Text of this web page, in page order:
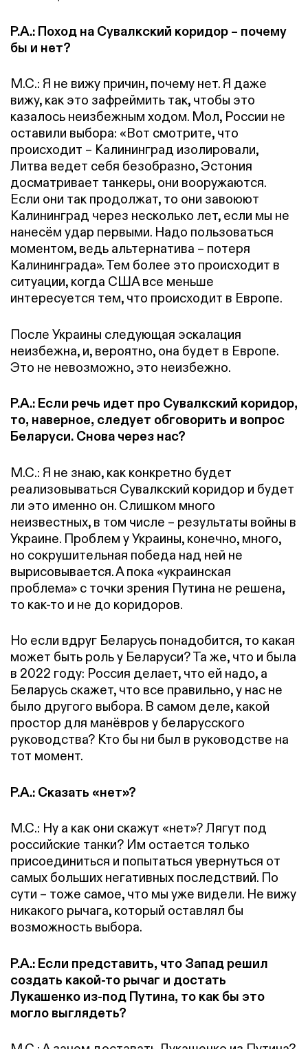
Р.А.: Поход на Сувалкский коридор – почему
бы и нет?
М.С.: Я не вижу причин, почему нет. Я даже
вижу, как это зафреймить так, чтобы это
казалось неизбежным ходом. Мол, России не
оставили выбора: «Вот смотрите, что
происходит – Калининград изолировали,
Литва ведет себя безобразно, Эстония
досматривает танкеры, они вооружаются.
Если они так продолжат, то они завоюют
Калининград через несколько лет, если мы не
нанесём удар первыми. Надо пользоваться
моментом, ведь альтернатива – потеря
Калининграда». Тем более это происходит в
ситуации, когда США все меньше
интересуется тем, что происходит в Европе.
После Украины следующая эскалация
неизбежна, и, вероятно, она будет в Европе.
Это не невозможно, это неизбежно.
Р.А.: Если речь идет про Сувалкский коридор,
то, наверное, следует обговорить и вопрос
Беларуси. Снова через нас?
М.С.: Я не знаю, как конкретно будет
реализовываться Сувалкский коридор и будет
ли это именно он. Слишком много
неизвестных, в том числе – результаты войны в
Украине. Проблем у Украины, конечно, много,
но сокрушительная победа над ней не
вырисовывается. А пока «украинская
проблема» с точки зрения Путина не решена,
то как-то и не до коридоров.
Но если вдруг Беларусь понадобится, то какая
может быть роль у Беларуси? Та же, что и была
в 2022 году: Россия делает, что ей надо, а
Беларусь скажет, что все правильно, у нас не
было другого выбора. В самом деле, какой
простор для манёвров у беларусского
руководства? Кто бы ни был в руководстве на
тот момент.
Р.А.: Сказать «нет»?
М.С.: Ну а как они скажут «нет»? Лягут под
российские танки? Им остается только
присоединиться и попытаться увернуться от
самых больших негативных последствий. По
сути – тоже самое, что мы уже видели. Не вижу
никакого рычага, который оставлял бы
возможность выбора.
Р.А.: Если представить, что Запад решил
создать какой-то рычаг и достать
Лукашенко из-под Путина, то как бы это
могло выглядеть?